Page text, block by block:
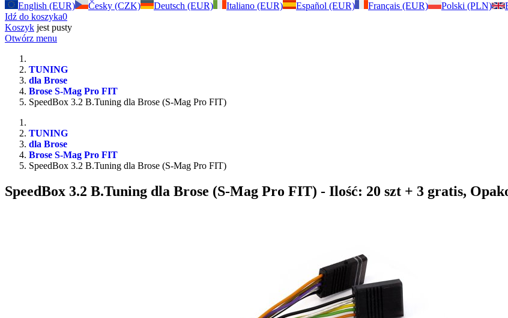
English (EUR)
Česky (CZK) Deutsch (EUR) Italiano (EUR) Español (EUR) Français (EUR) Polski (PLN)
Idź do koszyka0
Koszyk jest pusty
Otwórz menu
TUNING
dla Brose
Brose S-Mag Pro FIT
SpeedBox 3.2 B.Tuning dla Brose (S-Mag Pro FIT)
TUNING
dla Brose
Brose S-Mag Pro FIT
SpeedBox 3.2 B.Tuning dla Brose (S-Mag Pro FIT)
SpeedBox 3.2 B.Tuning dla Brose (S-Mag Pro FIT) - Ilość: 20 szt + 3 gratis,